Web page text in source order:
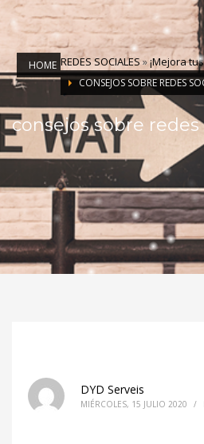
HOME REDES SOCIALES »¡Mejora
CONSEJOS SOBRE REDES
consejos sobre redes
DYD Serveis
MIÉRCOLES, 15 JULIO 2020 /